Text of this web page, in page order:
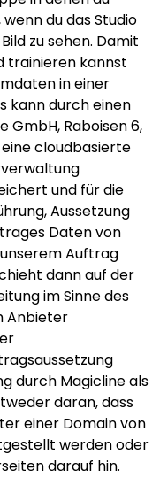
du das Studio
zu sehen. Damit
trainieren kannst
in einer
kann durch einen
GmbH, Raboisen 6,
cloudbasierte
und für die
Aussetzung
Daten von
Auftrag
dann auf der
im Sinne des
Anbieter
durch Magicline als
daran, dass
einer Domain von
werden oder
darauf hin.